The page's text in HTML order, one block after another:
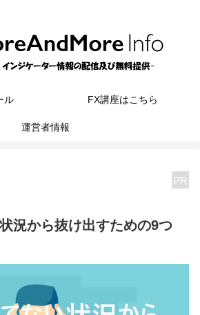
ル FX講座はこちら
運営者情報
PR
況から抜け出すための9つ